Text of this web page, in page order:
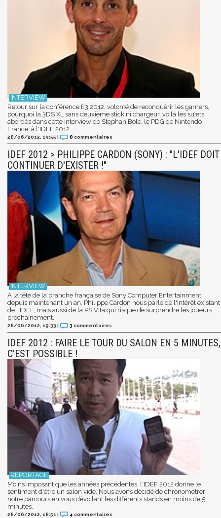
Retour sur la conférence E3 2012, volonté de reconquérir les gamers,
pourquoi la 3DS XL sans deuxième stick ni chargeur, voilà les sujets
abordés dans cette interview de Stephan Bole, le PDG de Nintendo
France, à l'IDEF 2012.
28/06/2012, 19:55 | 8 commentaires
IDEF 2012 > PHILIPPE CARDON (SONY) : "L'IDEF DOIT
CONTINUER D'EXISTER !"
A la tête de la branche française de Sony Computer Entertainment
depuis maintenant un an, Philippe Cardon nous parle de l'intérêt existant
de l'IDEF, mais aussi de la PS Vita qui risque de surprendre les joueurs
prochainement.
28/06/2012, 19:33 3 commentaires
IDEF 2012 : FAIRE LE TOUR DU SALON EN 5 MINUTES,
C'EST POSSIBLE !
Moins imposant que les années précédentes, l'IDEF 2012 donne le
sentiment d'être un salon vide. Nous avons décidé de chronométrer
notre parcours en vous dévoilant les différents stands en moins de 5
minutes.
28/06/2012, 18:51 | 4 commentaires